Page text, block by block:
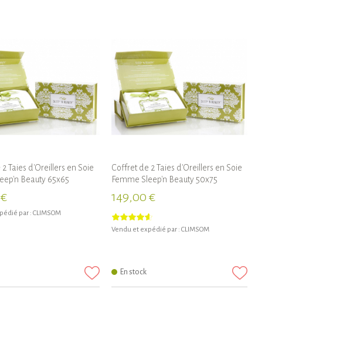
Taies d'Oreillers en Soie
Beauty 65x65
par : CLIMSOM
Coffret de 2 Taies d'Oreillers en Soie
Femme Sleep'n Beauty 50x75
149,00 €
Vendu et expédié par : CLIMSOM
En stock